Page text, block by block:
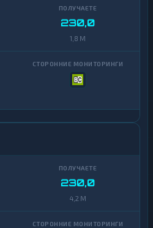
230,0
1,8 M
230,0
4,2 M